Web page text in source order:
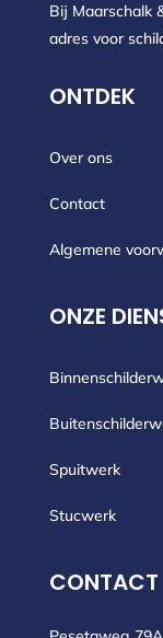
Bij Maarschalk
adres voor
ONTDEK
Over ons
Contact
Algemene
ONZE
Spuitwerk
Stucwerk
CONTACT